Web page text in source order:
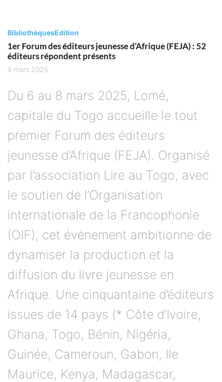
BibliothèquesEdition
1er Forum des éditeurs jeunesse d’Afrique (FEJA) : 52
éditeurs répondent présents
9 mars 2025
Du 6 au 8 mars 2025, Lomé,
capitale du Togo accueille le tout
premier Forum des éditeurs
jeunesse d’Afrique (FEJA). Organisé
par l’association Lire au Togo, avec
le soutien de l’Organisation
internationale de la Francophonie
(OIF), cet événement ambitionne de
dynamiser la production et la
diffusion du livre jeunesse en
Afrique. Une cinquantaine d’éditeurs
issues de 14 pays (* Côte d’Ivoire,
Ghana, Togo, Bénin, Nigéria,
Guinée, Cameroun, Gabon, Ile
Maurice, Kenya, Madagascar,